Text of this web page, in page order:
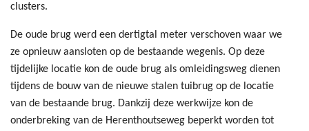
clusters.
De oude brug werd een dertigtal meter verschoven waar we
ze opnieuw aansloten op de bestaande wegenis. Op deze
tijdelijke locatie kon de oude brug als omleidingsweg dienen
tijdens de bouw van de nieuwe stalen tuibrug op de locatie
van de bestaande brug. Dankzij deze werkwijze kon de
onderbreking van de Herenthoutseweg beperkt worden tot